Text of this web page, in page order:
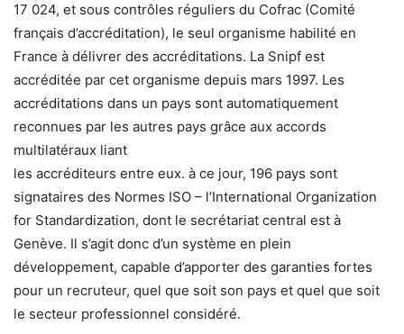
17 024, et sous contrôles réguliers du Cofrac (Comité
français d’accréditation), le seul organisme habilité en
France à délivrer des accréditations. La Snipf est
accréditée par cet organisme depuis mars 1997. Les
accréditations dans un pays sont automatiquement
reconnues par les autres pays grâce aux accords
multilatéraux liant
les accréditeurs entre eux. à ce jour, 196 pays sont
signataires des Normes ISO – l’International Organization
for Standardization, dont le secrétariat central est à
Genève. Il s’agit donc d’un système en plein
développement, capable d’apporter des garanties fortes
pour un recruteur, quel que soit son pays et quel que soit
le secteur professionnel considéré.